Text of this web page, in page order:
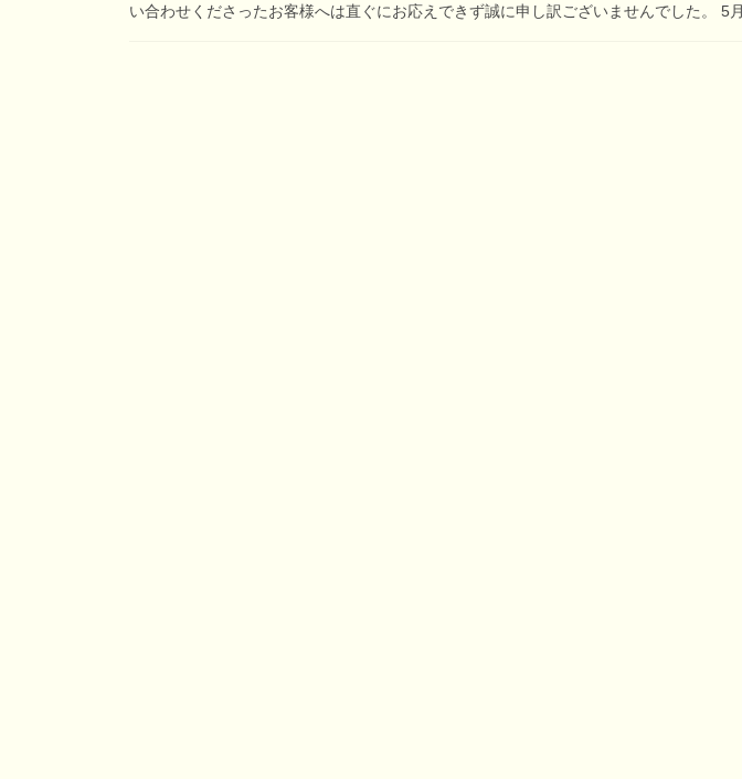
い合わせくださったお客様へは直ぐにお応えできず誠に申し訳ございませんでした。